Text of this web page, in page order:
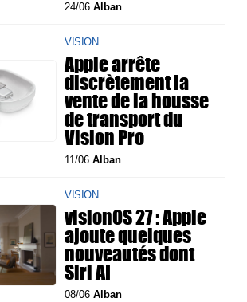
24/06Alban
VISION
Apple arrête
discrètement la
vente de la housse
de transport du
Vision Pro
11/06Alban
VISION
visionOS 27 : Apple
ajoute quelques
nouveautés dont
Siri AI
08/06Alban